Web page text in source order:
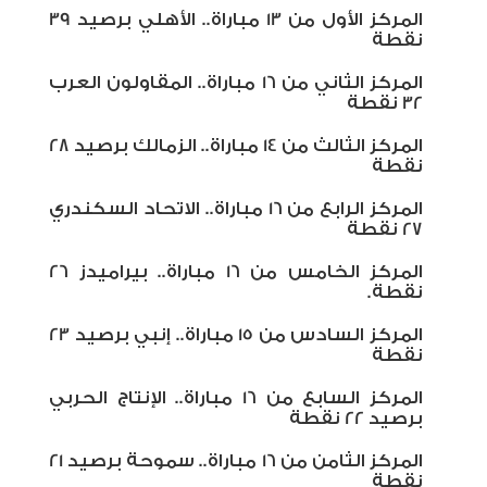
المركز الأول من 13 مباراة.. الأهلي برصيد 39
نقطة
المركز الثاني من 16 مباراة.. المقاولون العرب
32 نقطة
المركز الثالث من 14 مباراة.. الزمالك برصيد 28
نقطة
المركز الرابع من 16 مباراة.. الاتحاد السكندري
27 نقطة
المركز الخامس من 16 مباراة.. بيراميدز 26
نقطة.
المركز السادس من 15 مباراة.. إنبي برصيد 23
نقطة
المركز السابع من 16 مباراة.. الإنتاج الحربي
برصيد 22 نقطة
المركز الثامن من 16 مباراة.. سموحة برصيد 21
نقطة